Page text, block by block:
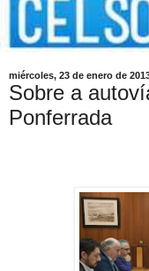
miércoles, 23 de enero de
Sobre a
Ponferrada